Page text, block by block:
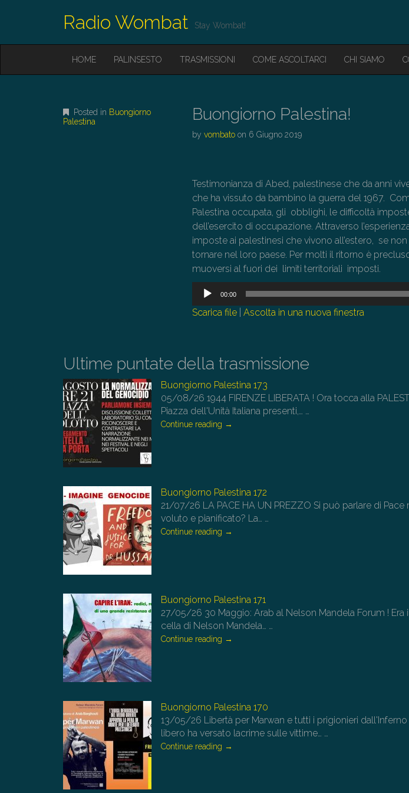
Radio Wombat Stay Wombat!
M
M
C
HOME PALINSESTO TRASMISSIONI COME ASCOLTARCI CHI SIAMO
Posted in Buongiorno
Palestina
Buongiorno Palestina!
byvombato on 6 Giugno 2019
Testimonianza di Abed, palestinese che da anni
che ha vissuto da bambino la guerra del 1967.
Palestina occupata, gli obblighi, le difficoltà
dell’esercito di occupazione. Attraverso
imposte ai palestinesi che vivono all’estero, se
tornare nel loro paese. Per molti il ritorno è
muoversi al fuori dei limiti territoriali imposti.
Audio
00:00
Scarica file |Ascolta in una nuova finestra
Ultime puntate della trasmissione
Buongiorno Palestina 173
05/08/26 1944 FIRENZE LIBERATA ! Ora tocca alla
Piazza dell'Unità Italiana presenti,… …
Continue reading →
Buongiorno Palestina 172
21/07/26 LA PACE HA UN PREZZO Si può parlare di
voluto e pianificato? La… …
Continue reading →
Buongiorno Palestina 171
27/05/26 30 Maggio: Arab al Nelson Mandela Forum !
cella di Nelson Mandela… …
Continue reading →
Buongiorno Palestina 170
13/05/26 Libertà per Marwan e tutti i prigionieri
libero ha versato lacrime sulle vittime… …
Continue reading →